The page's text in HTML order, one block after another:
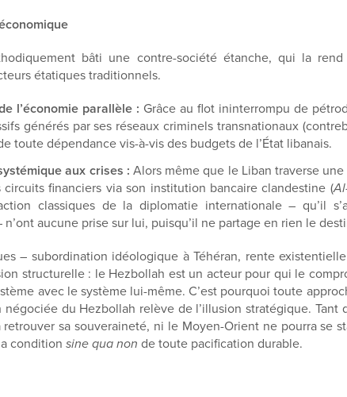
bâti une contre-société étanche, qui la
étatiques traditionnels.
l’économie parallèle : Grâce au flot ininterrompu de
générés par ses réseaux criminels transnationaux
toute dépendance vis-à-vis des budgets de l’État libanais.
aux crises : Alors même que le Liban traverse
circuits financiers via son institution bancaire clandestine (
classiques de la diplomatie internationale – qu’il
n’ont aucune prise sur lui, puisqu’il ne partage en rien le
– subordination idéologique à Téhéran, rente
structurelle : le Hezbollah est un acteur pour qui le
avec le système lui-même. C’est pourquoi toute
du Hezbollah relève de l’illusion stratégique. Tant
sa souveraineté, ni le Moyen-Orient ne pourra se
condition sine qua non de toute pacification durable.